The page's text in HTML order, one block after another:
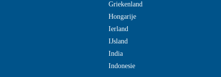
Griekenland
Hongarije
Ierland
IJsland
India
Indonesie